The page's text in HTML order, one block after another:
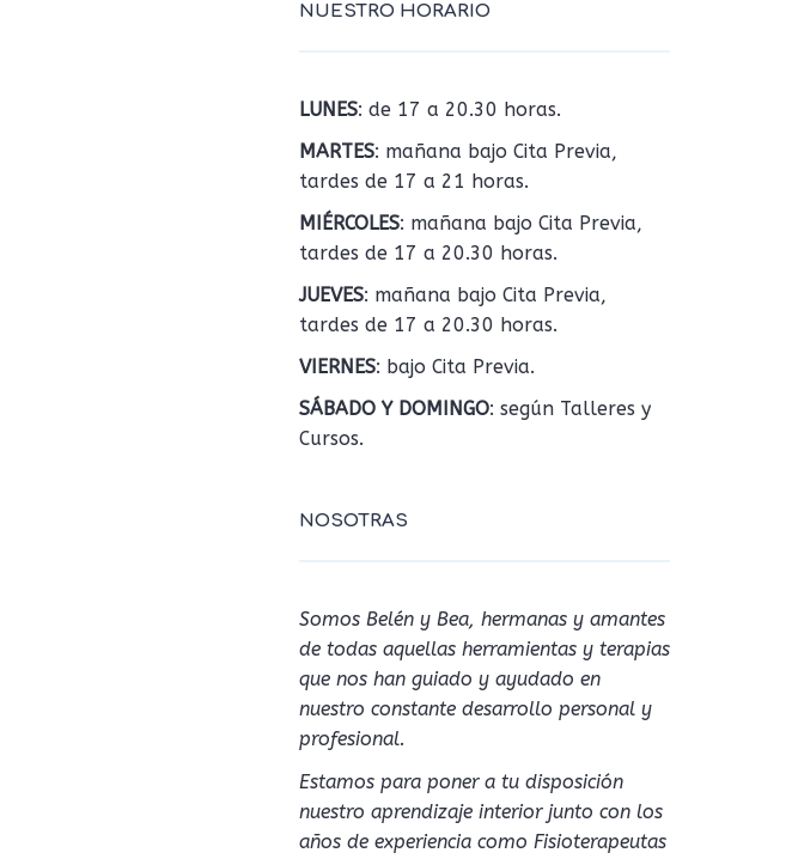
NUESTRO HORARIO
LUNES: de 17 a 20.30 horas.
MARTES: mañana bajo Cita Previa,
tardes de 17 a 21 horas.
MIÉRCOLES: mañana bajo Cita Previa,
tardes de 17 a 20.30 horas.
JUEVES: mañana bajo Cita Previa,
tardes de 17 a 20.30 horas.
VIERNES: bajo Cita Previa.
SÁBADO Y DOMINGO: según Talleres y
Cursos.
NOSOTRAS
Somos Belén y Bea, hermanas y amantes
de todas aquellas herramientas y terapias
que nos han guiado y ayudado en
nuestro constante desarrollo personal y
profesional.
Estamos para poner a tu disposición
nuestro aprendizaje interior junto con los
años de experiencia como Fisioterapeutas